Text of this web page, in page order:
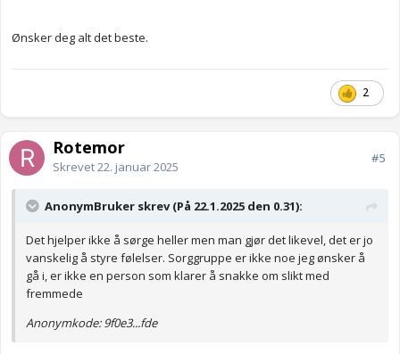
Ønsker deg alt det beste.
2
Rotemor
Skrevet22. januar 2025
#5
AnonymBruker skrev (På 22.1.2025 den 0.31):
Det hjelper ikke å sørge heller men man gjør det likevel, det er jo
vanskelig å styre følelser. Sorggruppe er ikke noe jeg ønsker å
gå i, er ikke en person som klarer å snakke om slikt med
fremmede
Anonymkode: 9f0e3...fde